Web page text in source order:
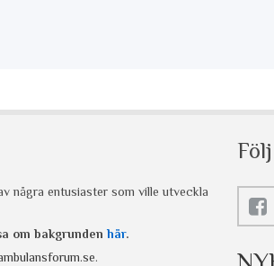
några entusiaster som ville utveckla
om bakgrunden här.
.